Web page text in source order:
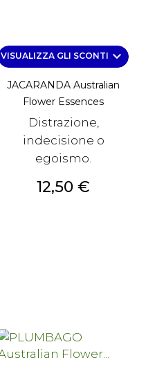
VISUALIZZA GLI SCONTI keyboard_arrow_down
JACARANDA Australian
Flower Essences
Distrazione,
indecisione o
egoismo.
Prezzo
12,50 €